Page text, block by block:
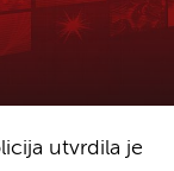
utvrdila je